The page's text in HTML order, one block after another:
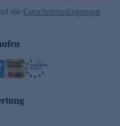
die Gutscheinbedingungen